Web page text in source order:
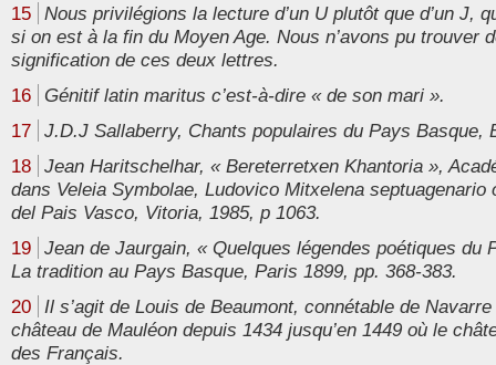
15 Nous privilégions la lecture d’un U plutôt que d’un J,
si on est à la fin du Moyen Age. Nous n’avons pu trouver
signification de ces deux lettres.
16
Génitif latin maritus c’est-à-dire « de son mari ».
17 J.D.J Sallaberry, Chants populaires du Pays Basque,
18 Jean Haritschelhar, « Bereterretxen Khantoria »,
dans Veleia Symbolae, Ludovico Mitxelena septuagenario
del Pais Vasco, Vitoria, 1985, p 1063.
19 Jean de Jaurgain, « Quelques légendes poétiques du
La tradition au Pays Basque, Paris 1899, pp. 368-383.
20
Il s’agit de Louis de Beaumont, connétable de
château de Mauléon depuis 1434 jusqu’en 1449 où le
des Français.